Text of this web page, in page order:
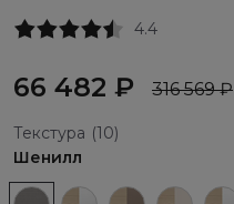
4.4
66 482 ₽ 316 569 ₽
Текстура (10)
Шенилл